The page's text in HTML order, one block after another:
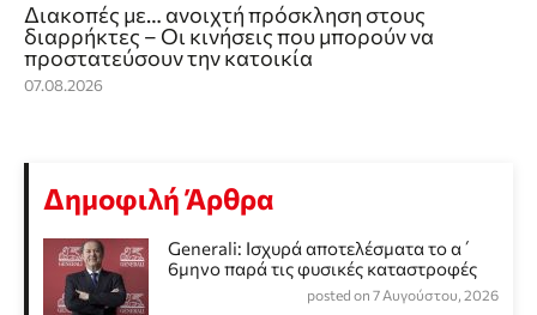
Διακοπές με… ανοιχτή πρόσκληση στους
διαρρήκτες – Οι κινήσεις που μπορούν να
προστατεύσουν την κατοικία
07.08.2026
Δημοφιλή Άρθρα
Generali: Ισχυρά αποτελέσματα το α΄
6μηνο παρά τις φυσικές καταστροφές
posted on 7 Αυγούστου, 2026